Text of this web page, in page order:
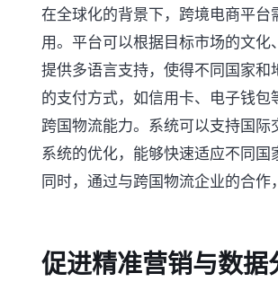
在全球化的背景下，跨境电商平
用。平台可以根据目标市场的文化
提供多语言支持，使得不同国家
的支付方式，如信用卡、电子钱
跨国物流能力。系统可以支持国
系统的优化，能够快速适应不同国
同时，通过与跨国物流企业的合作
促进精准营销与数据